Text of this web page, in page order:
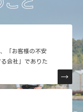
「お客様の不安
会社」でありた